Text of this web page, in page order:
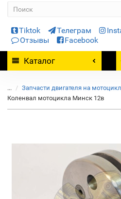
Tiktok Телеграм
Отзывы
Facebook
Каталог
...
Запчасти двигателя на
Коленвал мотоцикла Минск 12в